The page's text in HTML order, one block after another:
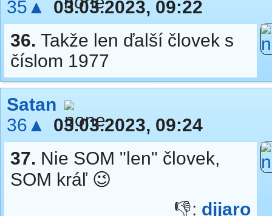
35▲
03.03.2023, 09:22
36. Takže len ďalší človek s
číslom 1977
Satan
36▲
03.03.2023, 09:24
37. Nie SOM "len" človek,
SOM kráľ 😉
👎: djjaro